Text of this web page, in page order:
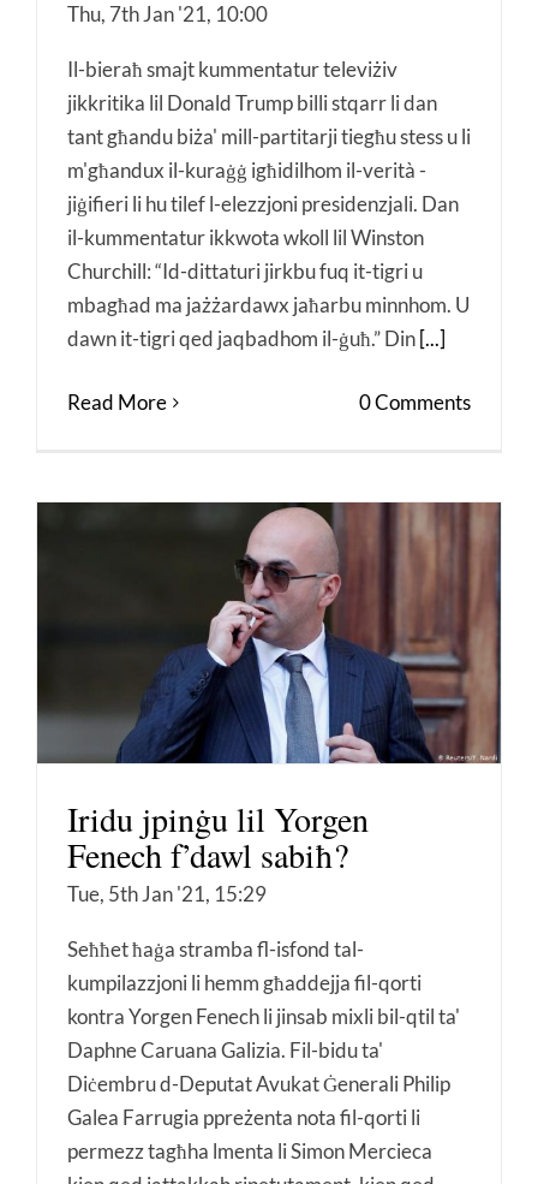
Thu, 7th Jan '21, 10:00
Il-bieraħ smajt kummentatur televiżiv
jikkritika lil Donald Trump billi stqarr li dan
tant għandu biża' mill-partitarji tiegħu stess u li
m'għandux il-kuraġġ igħidilhom il-verità -
jiġifieri li hu tilef l-elezzjoni presidenzjali. Dan
il-kummentatur ikkwota wkoll lil Winston
Churchill: “Id-dittaturi jirkbu fuq it-tigri u
mbagħad ma jażżardawx jaħarbu minnhom. U
dawn it-tigri qed jaqbadhom il-ġuħ.” Din [...]
Read More 0 Comments
Iridu jpinġu lil Yorgen
Fenech f’dawl sabiħ?
Tue, 5th Jan '21, 15:29
Seħħet ħaġa stramba fl-isfond tal-
kumpilazzjoni li hemm għaddejja fil-qorti
kontra Yorgen Fenech li jinsab mixli bil-qtil ta'
Daphne Caruana Galizia. Fil-bidu ta'
Diċembru d-Deputat Avukat Ġenerali Philip
Galea Farrugia ppreżenta nota fil-qorti li
permezz tagħha lmenta li Simon Mercieca